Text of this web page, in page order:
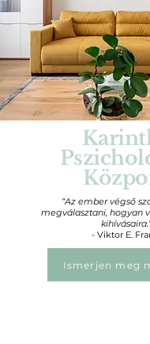
“Az ember végső
megválasztani, hogyan
- Viktor E.
Ismerjen meg